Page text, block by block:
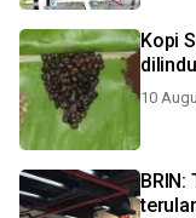
Kopi
10